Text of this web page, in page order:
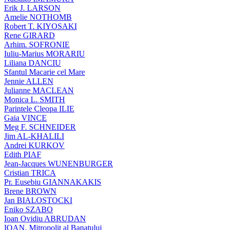
Erik J. LARSON
Amelie NOTHOMB
Robert T. KIYOSAKI
Rene GIRARD
Arhim. SOFRONIE
Iuliu-Marius MORARIU
Liliana DANCIU
Sfantul Macarie cel Mare
Jennie ALLEN
Julianne MACLEAN
Monica L. SMITH
Parintele Cleopa ILIE
Gaia VINCE
Meg F. SCHNEIDER
Jim AL-KHALILI
Andrei KURKOV
Edith PIAF
Jean-Jacques WUNENBURGER
Cristian TRICA
Pr. Eusebiu GIANNAKAKIS
Brene BROWN
Jan BIALOSTOCKI
Eniko SZABO
Ioan Ovidiu ABRUDAN
IOAN, Mitropolit al Banatului